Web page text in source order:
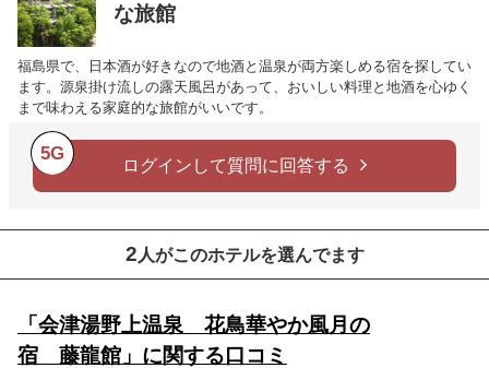
な旅館
福島県で、日本酒が好きなので地酒と温泉が両方楽しめる宿を探してい
ます。源泉掛け流しの露天風呂があって、おいしい料理と地酒を心ゆく
まで味わえる家庭的な旅館がいいです。
5G
ログインして質問に回答する
2 人がこのホテルを選んでます
「会津湯野上温泉 花鳥華やか風月の
宿 藤龍館」に関する口コミ